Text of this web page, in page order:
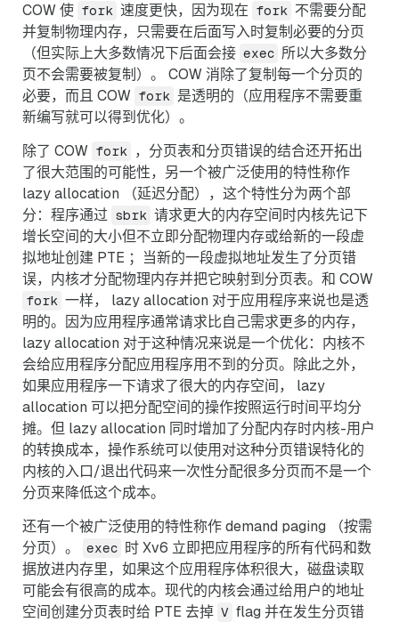
COW 使 fork 速度更快，因为现在 fork
不需要分配
并复制物理内存，只需要在后面写入时复制必要的分页
（但实际上大多数情况下后面会接 exec 所以大多数分
页不会需要被复制）。 COW 消除了复制每一个分页的
必要，而且 COW
fork
是透明的（应用程序不需要重
新编写就可以得到优化）。
除了 COW fork
，分页表和分页错误的结合还开拓出
了很大范围的可能性，另一个被广泛使用的特性称作
lazy allocation （延迟分配），这个特性分为两个部
分：程序通过
sbrk 请求更大的内存空间时内核先记下
增长空间的大小但不立即分配物理内存或给新的一段虚
拟地址创建 PTE ；当新的一段虚拟地址发生了分页错
误，内核才分配物理内存并把它映射到分页表。和 COW
fork 一样， lazy allocation 对于应用程序来说也是透
明的。因为应用程序通常请求比自己需求更多的内存，
lazy allocation 对于这种情况来说是一个优化：内核不
会给应用程序分配应用程序用不到的分页。除此之外，
如果应用程序一下请求了很大的内存空间， lazy
allocation 可以把分配空间的操作按照运行时间平均分
摊。但 lazy allocation 同时增加了分配内存时内核-用户
的转换成本，操作系统可以使用对这种分页错误特化的
内核的入口/退出代码来一次性分配很多分页而不是一个
分页来降低这个成本。
还有一个被广泛使用的特性称作 demand paging （按需
分页）。
exec
时 Xv6 立即把应用程序的所有代码和数
据放进内存里，如果这个应用程序体积很大，磁盘读取
可能会有很高的成本。现代的内核会通过给用户的地址
空间创建分页表时给 PTE 去掉 V flag 并在发生分页错